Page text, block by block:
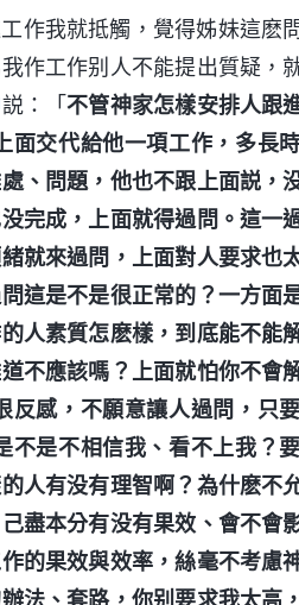
作我就抵觸，覺得姊妹這麽
作工作别人不能提出質疑，
説：「不管神家怎樣安排人跟
交代給他一項工作，多長
、問題，他也不跟上面説，
完成，上面就得過問。這一
就來過問，上面對人要求也
這是不是很正常的？一方面
人素質怎麽樣，到底能不能
不應該嗎？上面就怕你不會
感，不願意讓人過問，只
是不相信我、看不上我？
人有没有理智啊？為什麽不
盡本分有没有果效、會不會
的果效與效率，絲毫不考慮
法、套路，你别要求我太高